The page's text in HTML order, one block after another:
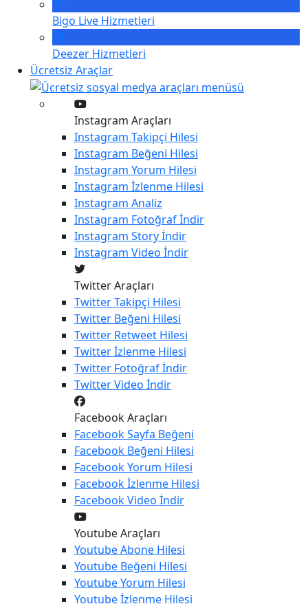
Bigo Live Hizmetleri
Deezer Hizmetleri
Ücretsiz Araçlar
Instagram Araçları
Instagram Takipçi Hilesi
Instagram Beğeni Hilesi
Instagram Yorum Hilesi
Instagram İzlenme Hilesi
Instagram Analiz
Instagram Fotoğraf İndir
Instagram Story İndir
Instagram Video İndir
Twitter Araçları
TwitterTakipçi Hilesi
Twitter Beğeni Hilesi
Twitter Retweet Hilesi
Twitterİzlenme Hilesi
Twitter Fotoğraf İndir
TwitterVideo İndir
Facebook Araçları
FacebookSayfa Beğeni
Facebook Beğeni Hilesi
FacebookYorum Hilesi
Facebookİzlenme Hilesi
FacebookVideo İndir
Youtube Araçları
YoutubeAbone Hilesi
Youtube Beğeni Hilesi
YoutubeYorum Hilesi
Youtubeİzlenme Hilesi